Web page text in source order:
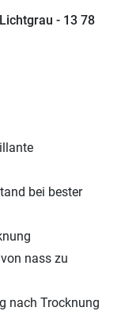
- 13 78
bei bester
nass zu
nach Trocknung